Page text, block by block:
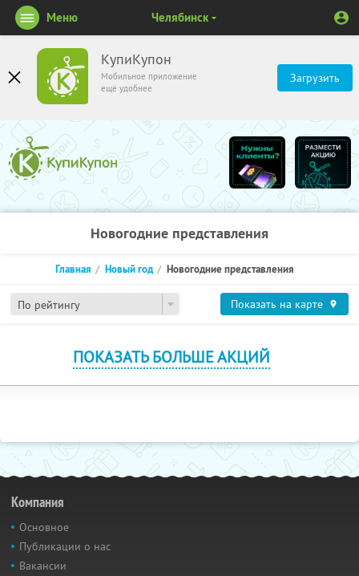
КупиКупон
Мобильное приложение
ещё удобнее
Загрузить
Меню Челябинск
Новогодние представления
По рейтингу
Главная Новый год Новогодние представления
Показать на карте
ПОКАЗАТЬ БОЛЬШЕ АКЦИЙ
Компания
Основное
Публикации о нас
Вакансии